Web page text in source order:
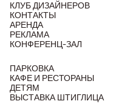
КЛУБ ДИЗАЙНЕРОВ
КОНТАКТЫ
АРЕНДА
РЕКЛАМА
КОНФЕРЕНЦ-ЗАЛ
ПАРКОВКА
КАФЕ И РЕСТОРАНЫ
ДЕТЯМ
ВЫСТАВКА ШТИГЛИЦА